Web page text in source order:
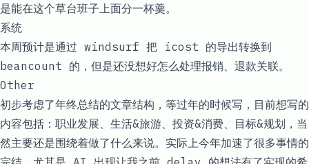
是能在这个草台班子上面分一杯羹。
系统
本周预计是通过 windsurf 把 icost 的导出转换到
beancount 的，但是还没想好怎么处理报销、退款关联。
Other
初步考虑了年终总结的文章结构，等过年的时候写，目前想写的
内容包括：职业发展、生活&旅游、投资&消费、目标&规划，当
然主要还是围绕着做了什么来说。实际上今年加速了很多事情的